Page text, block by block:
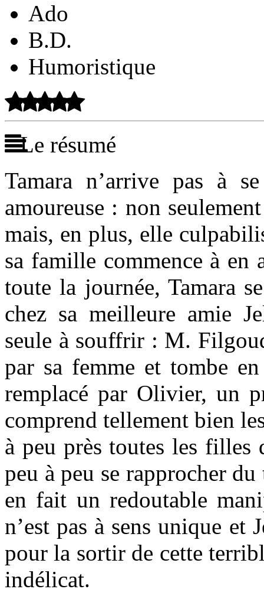
Ado
B.D.
Humoristique
Le résumé
Tamara n’arrive pas à
amoureuse : non
mais, en plus, elle
sa famille commence à en
toute la journée, Tamara
chez sa meilleure amie
seule à souffrir : M.
par sa femme et tombe
remplacé par Olivier, un
comprend tellement bien
à peu près toutes les filles
peu à peu se rapprocher
en fait un redoutable
n’est pas à sens unique et
pour la sortir de cette
indélicat.